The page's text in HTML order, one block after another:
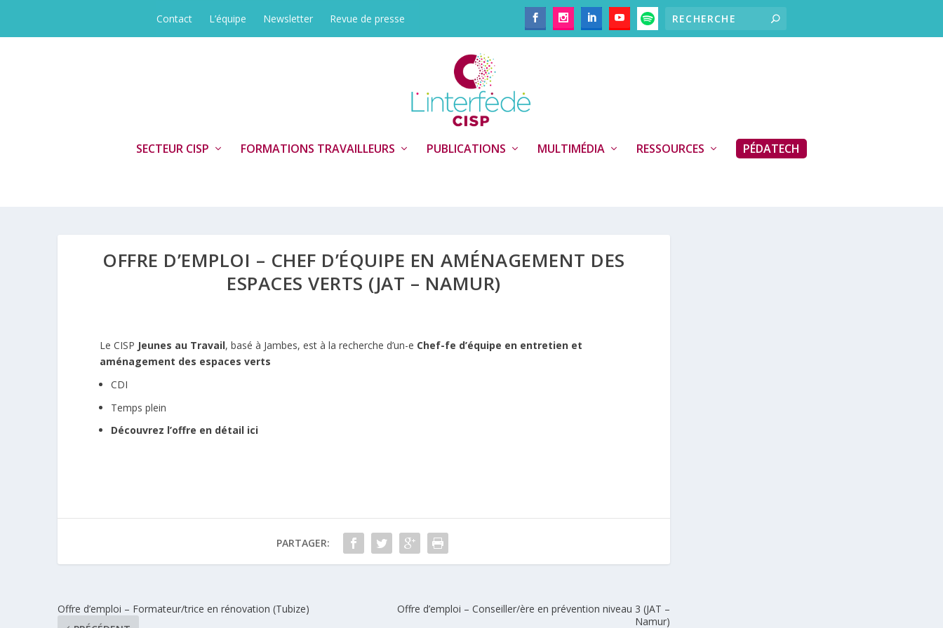
Contact L’équipe Newsletter Revue de presse
SECTEUR CISP FORMATIONS TRAVAILLEURS PUBLICATIONS MULTIMÉDIA RESSOURCES PÉDATECH
OFFRE D’EMPLOI – CHEF D’ÉQUIPE EN AMÉNAGEMENT DES
ESPACES VERTS (JAT – NAMUR)
Le CISP Jeunes au Travail, basé à Jambes, est à la recherche d’un-e Chef-fe d’équipe en entretien et
aménagement des espaces verts
CDI
Temps plein
Découvrez l’offre en détail ici
PARTAGER:
Offre d’emploi – Formateur/trice en rénovation (Tubize)
Offre d’emploi – Conseiller/ère en prévention niveau 3 (JAT –
Namur)